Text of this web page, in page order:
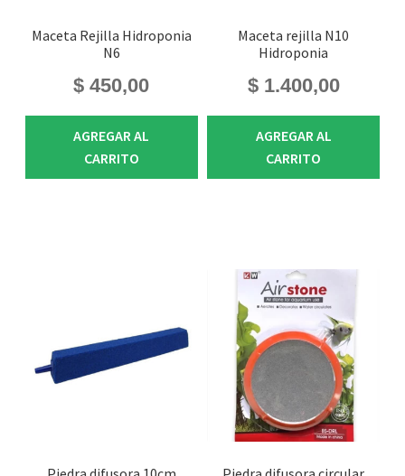
Maceta Rejilla Hidroponia
N6
$ 450,00
AGREGAR AL
CARRITO
Maceta rejilla N10
Hidroponia
$1.400,00
AGREGAR AL
CARRITO